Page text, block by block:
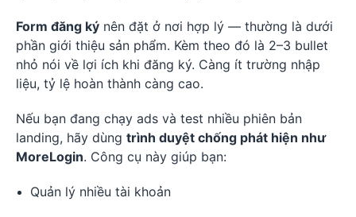
Form đăng ký nên đặt ở nơi hợp lý — thường là dưới
phần giới thiệu sản phẩm. Kèm theo đó là 2–3 bullet
nhỏ nói về lợi ích khi đăng ký. Càng ít trường nhập
liệu, tỷ lệ hoàn thành càng cao.
Nếu bạn đang chạy ads và test nhiều phiên bản
landing, hãy dùng trình duyệt chống phát hiện như
MoreLogin. Công cụ này giúp bạn:
Quản lý nhiều tài khoản